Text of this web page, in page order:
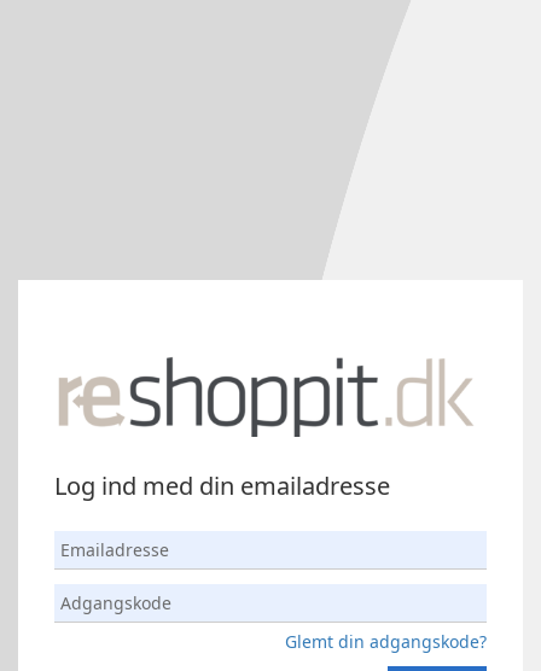
Log ind med din emailadresse
Glemt din adgangskode?